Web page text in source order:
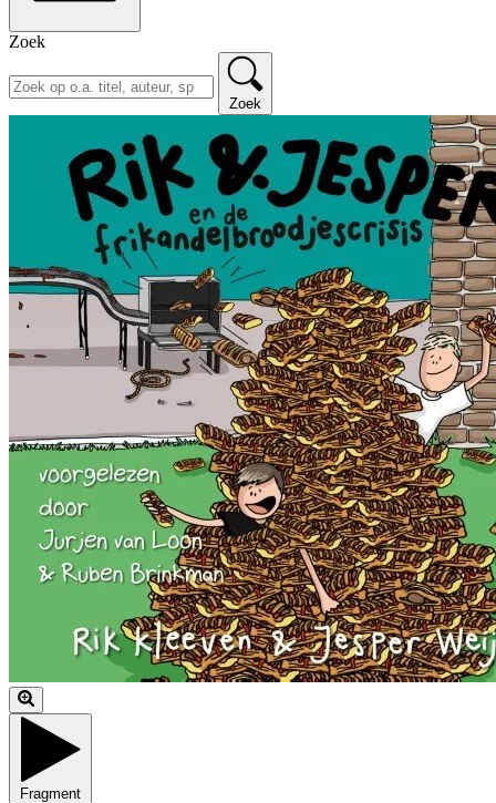
Zoek
Zoek
Fragment